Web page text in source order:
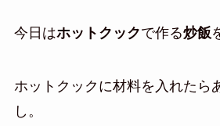
今日はホットクックで作る炒飯
ホットクックに材料を入れたら
し。